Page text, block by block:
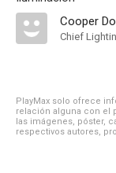
Cooper
PlayMax solo ofrece
relación alguna con el
las imágenes, póster,
respectivos autores,